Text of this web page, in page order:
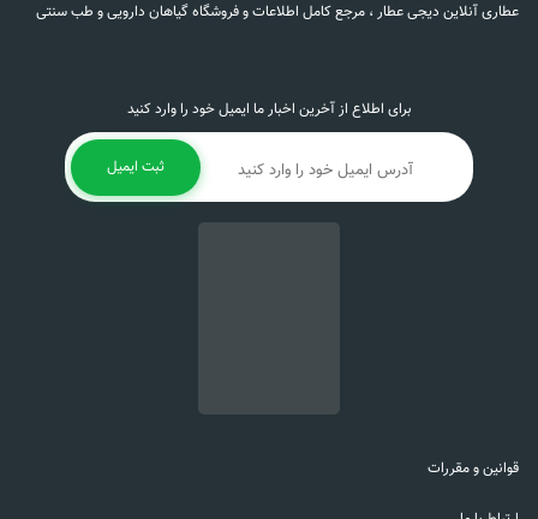
قوانین و مقررات
برای اطلاع از آخرین اخبار ما ایمیل خود را وارد کنید
ثبت ایمیل
عطاری آنلاین دیجی عطار ، مرجع کامل اطلاعات و فروشگاه گیاهان دارویی و طب سنتی